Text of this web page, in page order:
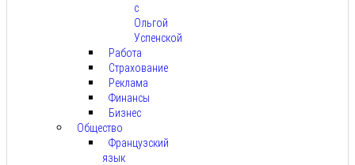
с
Ольгой
Успенской
Работа
Страхование
Реклама
Финансы
Бизнес
Общество
Французский
язык